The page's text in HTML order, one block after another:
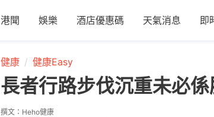
港聞 娛樂 酒店優惠碼 天氣消息 即
健康 健康Easy
長者行路步伐沉重未必
撰文： Heho健康